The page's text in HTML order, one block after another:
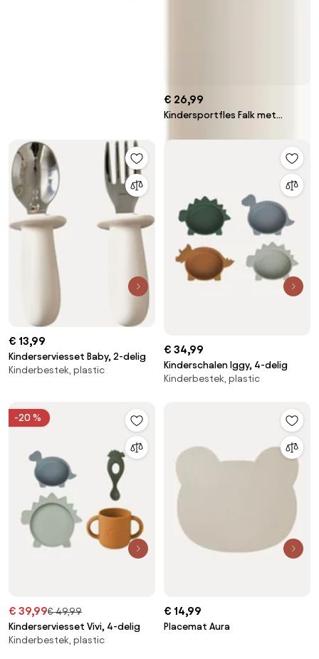
€ 26,99
Kindersportfles Falk met
€ 13,99
Kinderserviesset Baby, 2-delig
Kinderbestek, plastic
€ 34,99
Kinderschalen Iggy, 4-delig
Kinderbestek, plastic
-20 %
€ 39,99€ 49,99
Kinderserviesset Vivi, 4-delig
Kinderbestek, plastic
€ 14,99
Placemat Aura